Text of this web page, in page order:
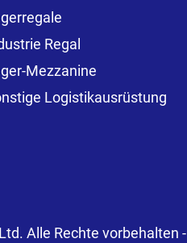
Regal
Mezzanine
Logistikausrüstung
Alle Rechte vorbehalten -